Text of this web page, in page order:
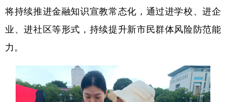
将持续推进金融知识宣教常态化，通过进学校、进企
业、进社区等形式，持续提升新市民群体风险防范能
力。